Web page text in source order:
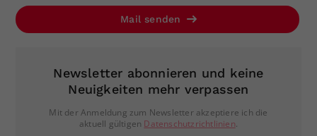
Mail senden
Newsletter abonnieren und keine
Neuigkeiten mehr verpassen
Mit der Anmeldung zum Newsletter akzeptiere ich die
aktuell gültigen Datenschutzrichtlinien.